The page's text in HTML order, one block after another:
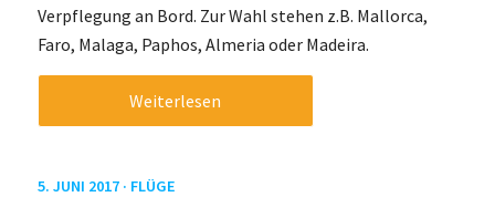
Verpflegung an Bord. Zur Wahl stehen z.B. Mallorca,
Faro, Malaga, Paphos, Almeria oder Madeira.
Weiterlesen
5. JUNI 2017 · FLÜGE